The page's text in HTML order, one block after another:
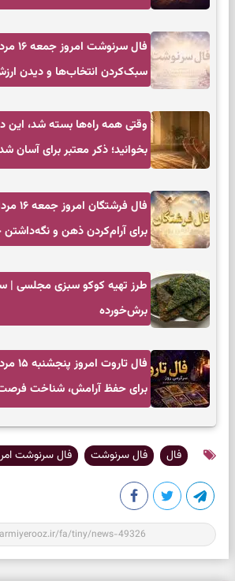
سبک‌کردن انتخاب‌ها و دیدن
وقتی همه راه‌ها بسته شد، این
بخوانید؛ ذکر معتبر برای آسان
برای آرام‌کردن ذهن و
طرز تهیه کوکو سبزی مجلسی |
برش‌خورده
برای حفظ آرامش، شناخت فرصت
فال فال سرنوشت فال سرنوشت